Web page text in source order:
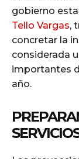
gobierno
Tello Vargas,
concretar la
considerada
importantes
año.